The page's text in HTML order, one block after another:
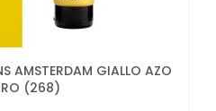
AMSTERDAM GIALLO AZO
(268)